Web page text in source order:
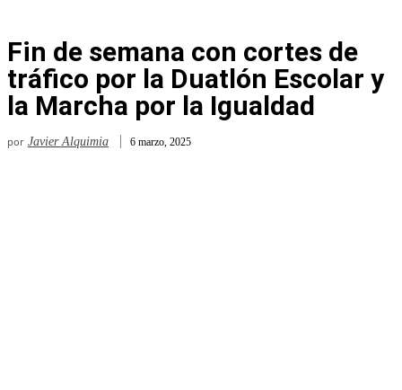
Fin de semana con cortes de
tráfico por la Duatlón Escolar y
la Marcha por la Igualdad
por Javier Alquimia 6 marzo, 2025